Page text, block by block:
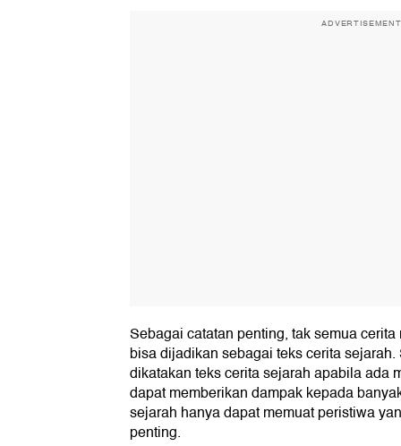
ADVERTISEMENT
Sebagai catatan penting, tak semua
bisa dijadikan sebagai teks cerita
dikatakan teks cerita sejarah apabila ada
dapat memberikan dampak kepada
sejarah hanya dapat memuat peristiwa
penting.